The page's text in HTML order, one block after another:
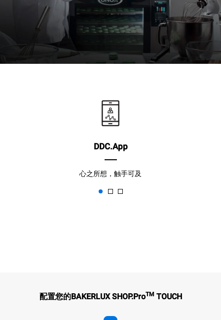
DDC.App
心之所想，触手可及
配置您的BAKERLUX SHOP.ProTMTOUCH